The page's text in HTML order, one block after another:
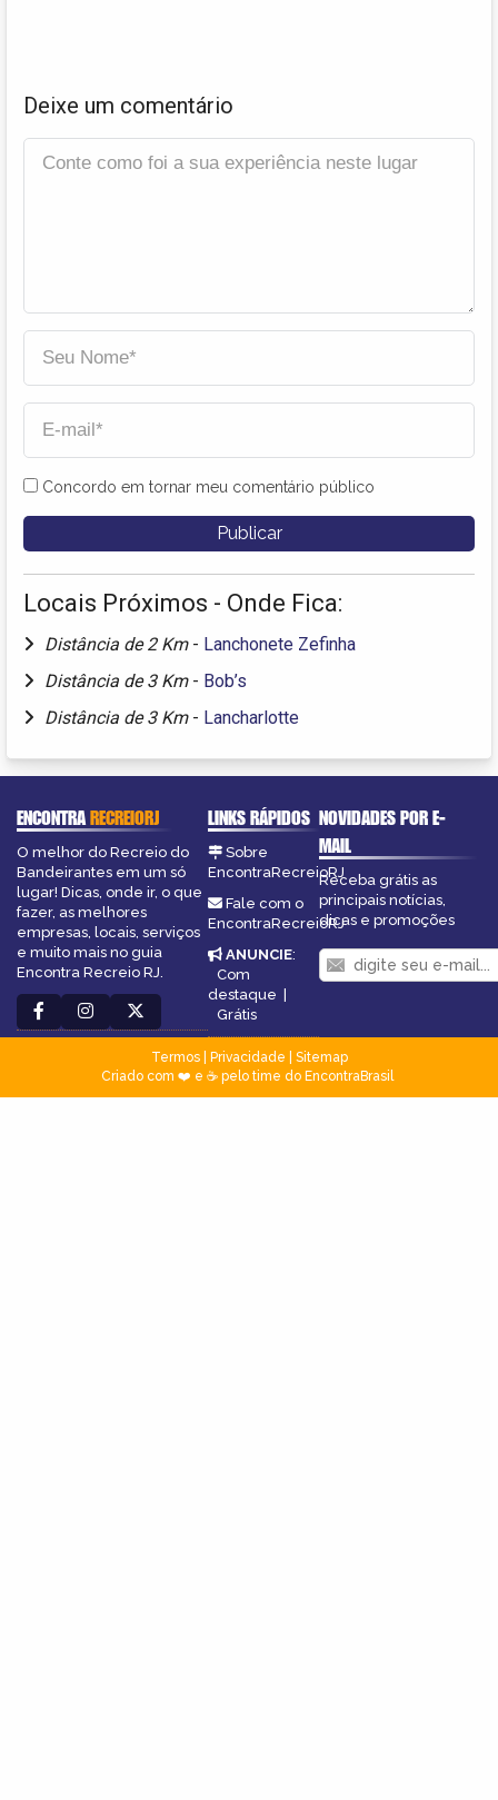
Deixe um comentário
Concordo em tornar meu comentário público
Locais Próximos - Onde Fica:
Distância de 2 Km - Lanchonete Zefinha
Distância de 3 Km - Bob’s
Distância de 3 Km - Lancharlotte
ENCONTRARECREIORJ
O melhor do Recreio do
Bandeirantes em um só
lugar! Dicas, onde ir, o que
fazer, as melhores
empresas, locais, serviços
e muito mais no guia
Encontra Recreio RJ.
LINKS RÁPIDOS
Sobre
EncontraRecreioRJ
Fale com o
EncontraRecreioRJ
ANUNCIE:
Com
destaque |
Grátis
NOVIDADES POR E-
MAIL
Receba grátis as
principais notícias,
dicas e promoções
Termos| Privacidade
Sitemap
Criado com ❤️ e ☕ pelo time do EncontraBrasil